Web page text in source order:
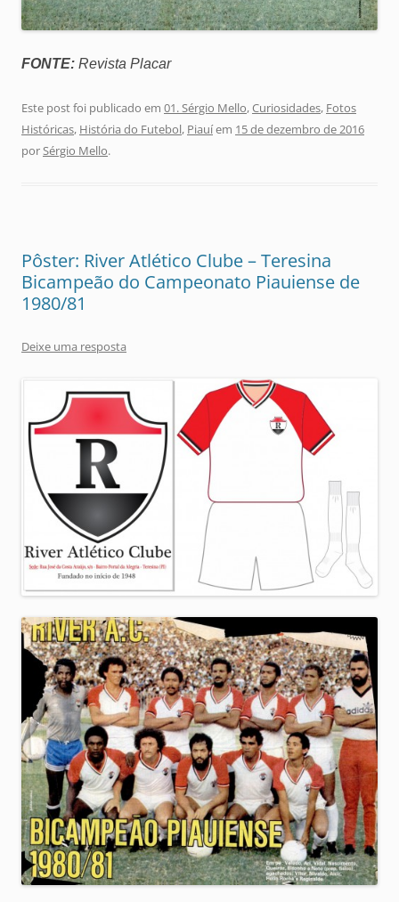
FONTE: Revista Placar
Este post foi publicado em 01. Sérgio Mello,Curiosidades, Fotos
Históricas, História do Futebol, Piauíem 15 de dezembro de 2016
porSérgio Mello.
Pôster: River Atlético Clube – Teresina
Bicampeão do Campeonato Piauiense de
1980/81
Deixe uma resposta